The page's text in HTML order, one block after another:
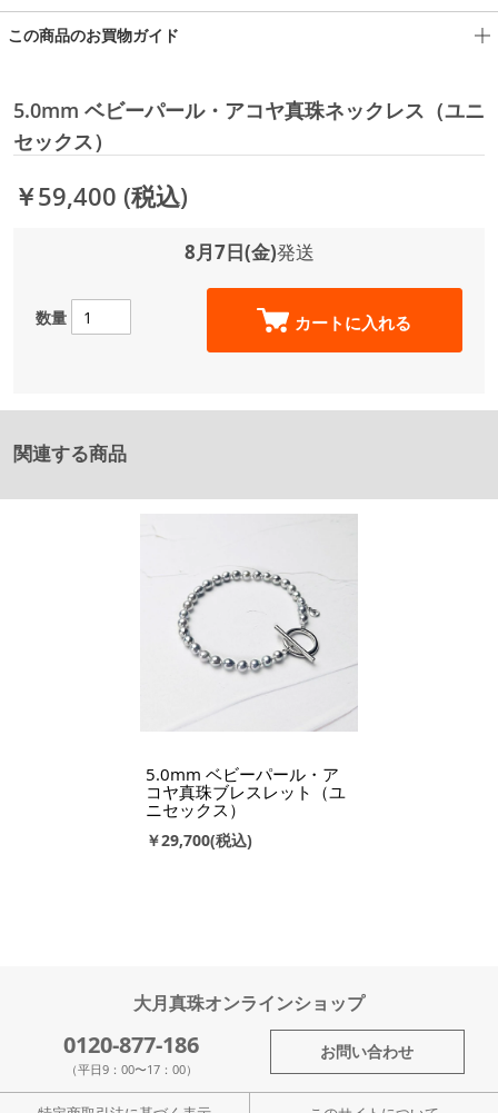
この商品のお買物ガイド
5.0mm ベビーパール・アコヤ真珠ネックレス（ユニ
セックス）
￥59,400 (税込)
8月7日(金)発送
数量 カートに入れる
関連する商品
5.0mm ベビーパール・ア
コヤ真珠ブレスレット（ユ
ニセックス）
￥29,700
大月真珠オンラインショップ
0120-877-186
（平日9：00〜17：00）
お問い合わせ